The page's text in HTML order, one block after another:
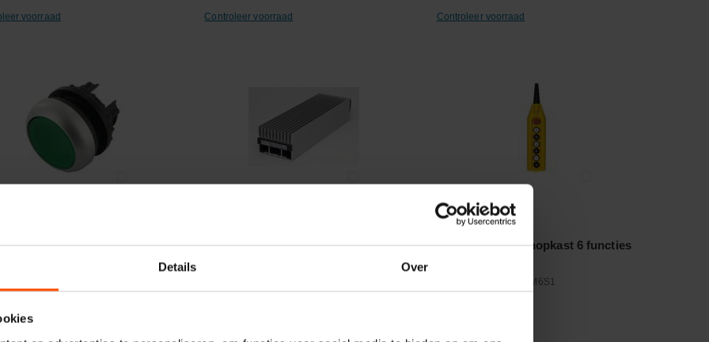
Details Over
voorraad Controleer voorraad Controleer voorraad
vlak groen vast Kastverwarming 110-250V 20W
Vergelijken
Hangende drukknopkast 6 functies
060PM6S1